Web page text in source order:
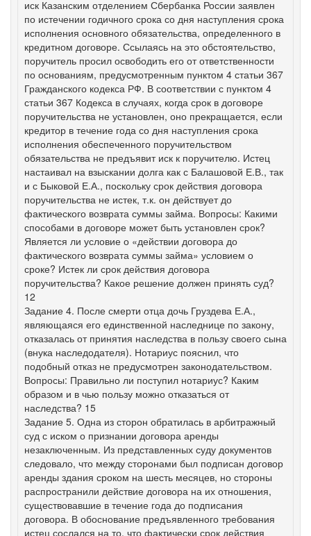
иск Казанским отделением Сбербанка России заявлен
по истечении годичного срока со дня наступления срока
исполнения основного обязательства, определенного в
кредитном договоре. Ссылаясь на это обстоятельство,
поручитель просил освободить его от ответственности
по основаниям, предусмотренным пунктом 4 статьи 367
Гражданского кодекса РФ. В соответствии с пунктом 4
статьи 367 Кодекса в случаях, когда срок в договоре
поручительства не установлен, оно прекращается, если
кредитор в течение года со дня наступления срока
исполнения обеспеченного поручительством
обязательства не предъявит иск к поручителю. Истец
настаивал на взыскании долга как с Балашовой Е.В., так
и с Быковой Е.А., поскольку срок действия договора
поручительства не истек, т.к. он действует до
фактического возврата суммы займа. Вопросы: Какими
способами в договоре может быть установлен срок?
Является ли условие о «действии договора до
фактического возврата суммы займа» условием о
сроке? Истек ли срок действия договора
поручительства? Какое решение должен принять суд?
12
Задание 4. После смерти отца дочь Груздева Е.А.,
являющаяся его единственной наследнице по закону,
отказалась от принятия наследства в пользу своего сына
(внука наследодателя). Нотариус пояснил, что
подобный отказ не предусмотрен законодательством.
Вопросы: Правильно ли поступил нотариус? Каким
образом и в чью пользу можно отказаться от
наследства? 15
Задание 5. Одна из сторон обратилась в арбитражный
суд с иском о признании договора аренды
незаключенным. Из представленных суду документов
следовало, что между сторонами был подписан договор
аренды здания сроком на шесть месяцев, но стороны
распространили действие договора на их отношения,
существовавшие в течение года до подписания
договора. В обоснование предъявленного требования
истец сослался на то, что фактически срок действия